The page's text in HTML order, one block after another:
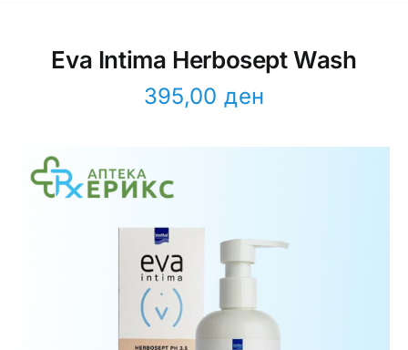
Интимно здравје
Eva Intima Herbosept Wash
395,00ден